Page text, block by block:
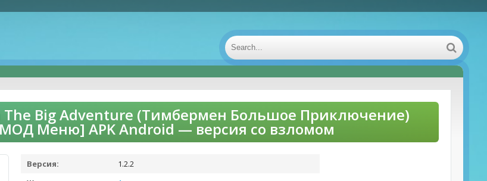
The Big Adventure (Тимбермен Большое Приключение)
Меню] APK Android — версия со взломом
Версия:
1.2.2